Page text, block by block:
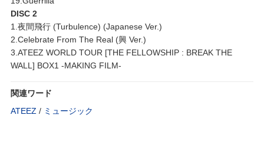
DISC 2
1.夜間飛行 (Turbulence) (Japanese Ver.)
2.Celebrate From The Real (興 Ver.)
3.ATEEZ WORLD TOUR [THE FELLOWSHIP : BREAK THE
WALL] BOX1 -MAKING FILM-
関連ワード
ATEEZ / ミュージック